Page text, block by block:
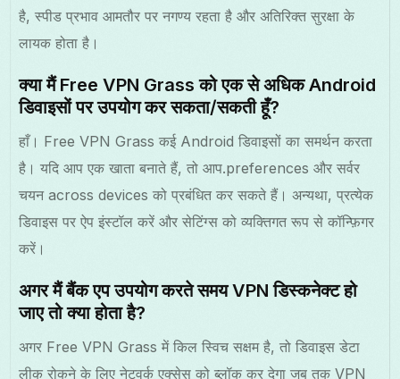
है, स्पीड प्रभाव आमतौर पर नगण्य रहता है और अतिरिक्त सुरक्षा के
लायक होता है।
क्या मैं Free VPN Grass को एक से अधिक Android
डिवाइसों पर उपयोग कर सकता/सकती हूँ?
हाँ। Free VPN Grass कई Android डिवाइसों का समर्थन करता
है। यदि आप एक खाता बनाते हैं, तो आप.preferences और सर्वर
चयन across devices को प्रबंधित कर सकते हैं। अन्यथा, प्रत्येक
डिवाइस पर ऐप इंस्टॉल करें और सेटिंग्स को व्यक्तिगत रूप से कॉन्फ़िगर
करें।
अगर मैं बैंक एप उपयोग करते समय VPN डिस्कनेक्ट हो
जाए तो क्या होता है?
अगर Free VPN Grass में किल स्विच सक्षम है, तो डिवाइस डेटा
लीक रोकने के लिए नेटवर्क एक्सेस को ब्लॉक कर देगा जब तक VPN